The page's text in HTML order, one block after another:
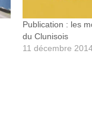
Publication : les
du Clunisois
11 décembre